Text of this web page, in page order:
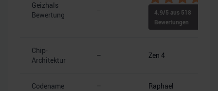
Geizhals
Bewertung
– 4.9/5 aus 518
Bewertungen
Chip-
Architektur
– Zen 4
Codename – Raphael